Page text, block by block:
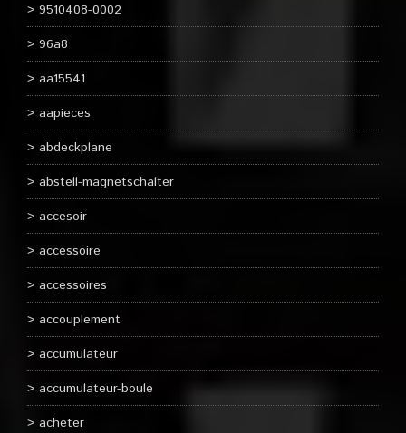
9510408-0002
96a8
aa15541
aapieces
abdeckplane
abstell-magnetschalter
accesoir
accessoire
accessoires
accouplement
accumulateur
accumulateur-boule
acheter